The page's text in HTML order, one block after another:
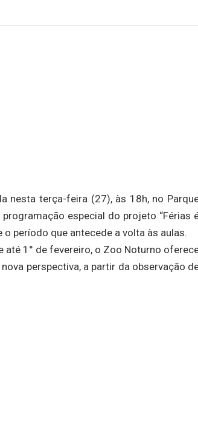
nesta terça-feira (27), às 18h, no
especial do projeto “Férias
período que antecede a volta às aulas.
1° de fevereiro, o Zoo Noturno
perspectiva, a partir da observação